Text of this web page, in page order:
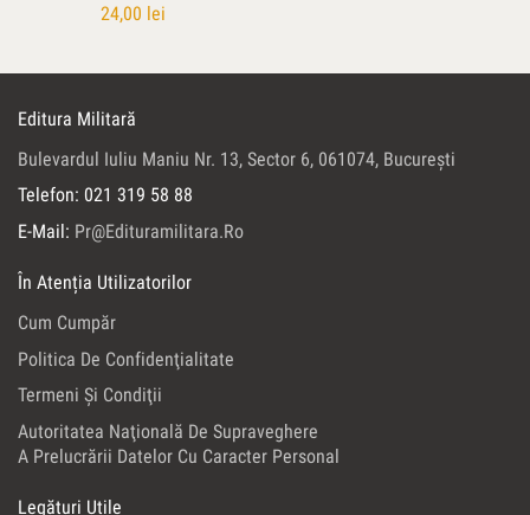
24,00 lei
Editura Militară
Bulevardul Iuliu Maniu Nr. 13, Sector 6, 061074, Bucureşti
Telefon: 021 319 58 88
E-Mail: Pr@edituramilitara.ro
În Atenția Utilizatorilor
Cum Cumpăr
Politica De Confidenţialitate
Termeni Şi Condiţii
Autoritatea Naţională De Supraveghere
A Prelucrării Datelor Cu Caracter Personal
Legături Utile